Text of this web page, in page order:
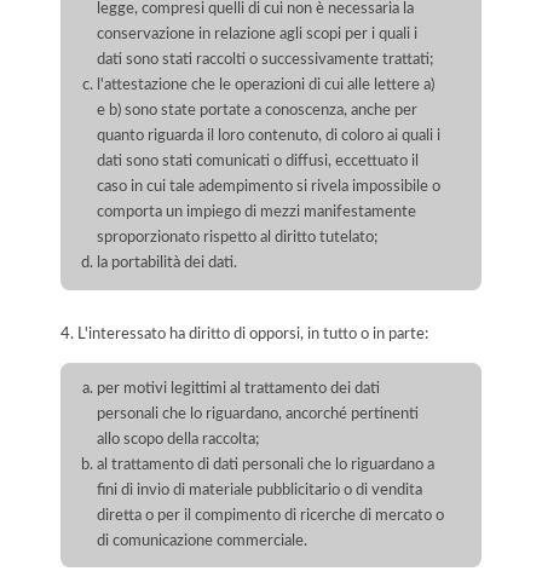
legge, compresi quelli di cui non è necessaria la
conservazione in relazione agli scopi per i quali i
dati sono stati raccolti o successivamente trattati;
l'attestazione che le operazioni di cui alle lettere a)
e b) sono state portate a conoscenza, anche per
quanto riguarda il loro contenuto, di coloro ai quali i
dati sono stati comunicati o diffusi, eccettuato il
caso in cui tale adempimento si rivela impossibile o
comporta un impiego di mezzi manifestamente
sproporzionato rispetto al diritto tutelato;
la portabilità dei dati.
4. L'interessato ha diritto di opporsi, in tutto o in parte:
per motivi legittimi al trattamento dei dati
personali che lo riguardano, ancorché pertinenti
allo scopo della raccolta;
al trattamento di dati personali che lo riguardano a
fini di invio di materiale pubblicitario o di vendita
diretta o per il compimento di ricerche di mercato o
di comunicazione commerciale.